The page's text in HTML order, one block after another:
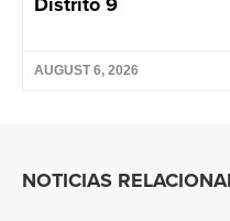
AUGUST 6, 2026
NOTICIAS